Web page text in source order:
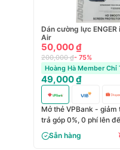
Dán cường lực ENGER
Air
50,000 ₫
200,000 ₫- 75%
Hoàng Hà Member Chỉ
49,000 ₫
Mở thẻ VPBank -
trả góp 0%, 0 phí lên
Sẵn hàng